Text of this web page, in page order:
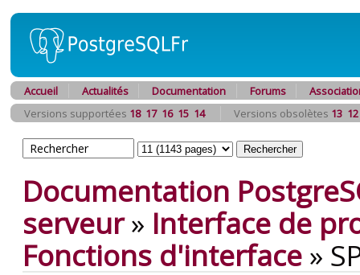
Accueil Actualités Documentation Forums
Versions supportées 18 17 16 15 14 Versions obsolètes 13 12
Documentation
serveur» Interface de
Fonctions d'interface »